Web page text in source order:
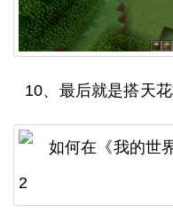
10、最后就是搭天